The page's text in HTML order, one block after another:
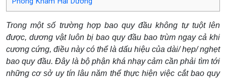
Trong một số trường hợp bao quy đầu không tự tuột lên
được, dương vật luôn bị bao quy đầu bao trùm ngay cả khi
cương cứng, điều này có thể là dấu hiệu của dài/ hẹp/ nghẹt
bao quy đầu. Đây là bộ phận khá nhạy cảm cần phải tìm tới
những cơ sở uy tín lâu năm thể thực hiện việc cắt bao quy